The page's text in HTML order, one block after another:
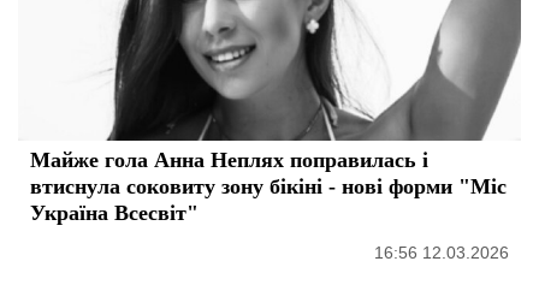
Майже гола Анна Неплях поправилась і
втиснула соковиту зону бікіні - нові форми "Міс
Україна Всесвіт"
16:56 12.03.2026